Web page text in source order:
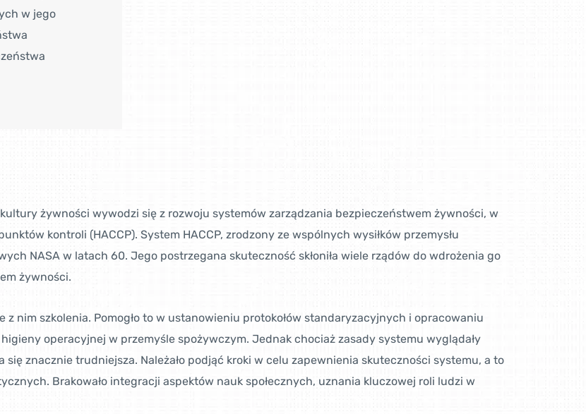
w jego
żywności wywodzi się z rozwoju systemów zarządzania bezpieczeństwem żywności, w
kontroli (HACCP). System HACCP, zrodzony ze wspólnych wysiłków przemysłu
NASA w latach 60. Jego postrzegana skuteczność skłoniła wiele rządów do wdrożenia go
żywności.
z nim szkolenia. Pomogło to w ustanowieniu protokołów standaryzacyjnych i opracowaniu
operacyjnej w przemyśle spożywczym. Jednak chociaż zasady systemu wyglądały
znacznie trudniejsza. Należało podjąć kroki w celu zapewnienia skuteczności systemu, a to
Brakowało integracji aspektów nauk społecznych, uznania kluczowej roli ludzi w